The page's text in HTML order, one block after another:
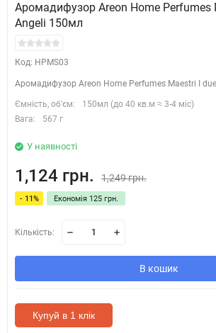
Аромадифузор Areon Home Perfumes
Angeli 150мл
Код: HPMS03
Аромадифузор Areon Home Perfumes Maestri I
Ємність, об'єм:
150мл (до 40 кв.м ≈ 3-4 міс)
Вага:
567 г
У наявності
1,124 грн. 1,249 грн.
- 11% Економія 125 грн.
Кількість:
В кошик
Купуй в 1 клік